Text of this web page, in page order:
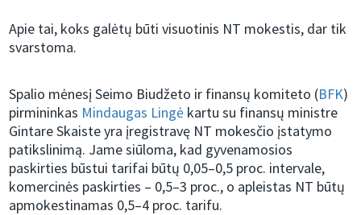
Apie tai, koks galėtų būti visuotinis NT mokestis, dar tik
svarstoma.
Spalio mėnesį Seimo Biudžeto ir finansų komiteto (BFK)
pirmininkas Mindaugas Lingė kartu su finansų ministre
Gintare Skaiste yra įregistravę NT mokesčio įstatymo
patikslinimą. Jame siūloma, kad gyvenamosios
paskirties būstui tarifai būtų 0,05–0,5 proc. intervale,
komercinės paskirties – 0,5–3 proc., o apleistas NT būtų
apmokestinamas 0,5–4 proc. tarifu.